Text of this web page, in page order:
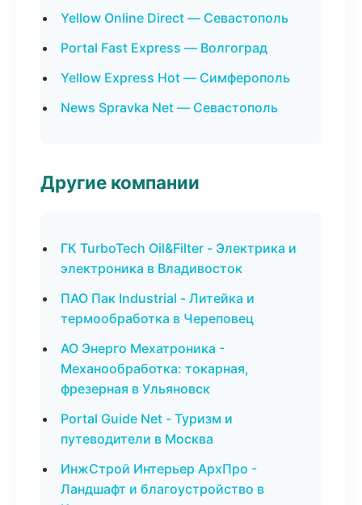
Yellow Online Direct — Севастополь
Portal Fast Express — Волгоград
Yellow Express Hot — Симферополь
News Spravka Net — Севастополь
Другие компании
ГК TurboTech Oil&Filter - Электрика и
электроника в Владивосток
ПАО Пак Industrial - Литейка и
термообработка в Череповец
АО Энерго Мехатроника -
Механообработка: токарная,
фрезерная в Ульяновск
Portal Guide Net - Туризм и
путеводители в Москва
ИнжСтрой Интерьер АрхПро -
Ландшафт и благоустройство в